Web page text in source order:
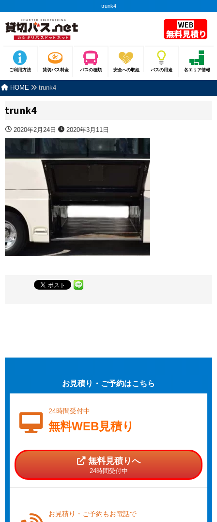
trunk4
ご利用方法 貸切バス料金 バスの種類 安全への取組 バスの用途 各エリア情報
HOME trunk4
trunk4
2020年2月24日 2020年3月11日
お見積り・ご予約はこちら
24時間受付中
無料WEB見積り
無料見積りへ
24時間受付中
お見積り・ご予約もお電話で